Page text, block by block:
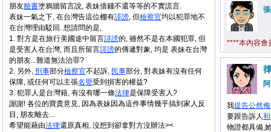
****本內容會
朋友臉書塗鴉牆留言說, 表妹借錢不還等等的不實謊言.
表妹一氣之下, 在台灣告這位棚有誹謗, 但檢察官均以犯罪地不
在台灣理由駁回. 想請問的是,
1. 對方是在旅行美國途中留言誹謗的, 雖然不是在本國犯罪, 但
是受害人在台灣, 而且所留言誹謗的傳遞對象, 均是 表妹在台灣
的朋友...難道無法治罪?
2. 另外, 刑事部分檢察官不起訴, 民事部分, 對表妹有沒有任何
保障, 或任何可以主張名譽受到損害的權益?
3. 犯罪人是台灣籍, 有沒有哪一條法律是保障受害人?
謝謝! 各位的寶貴意見, 因為表妹因為這件事情幾乎搞到家人反
目, 朋友離去...
希望能藉由法律還原真相, 沒想到卻拿對方沒辦法><
我提告公然
要跟告訴人
物證都具備,